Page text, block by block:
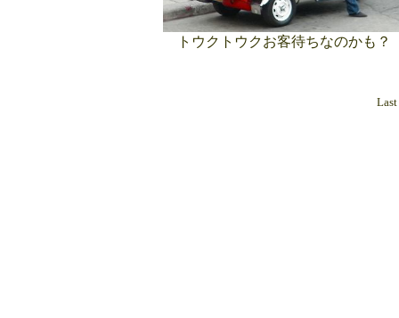
トウクトウクお客待ちなのかも？